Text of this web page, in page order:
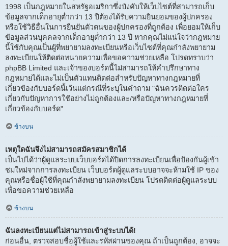
1998 เป็นกฎหมายในสหรัฐอเมริกาซึ่งบังคับให้เว็บไซต์ที่สามารถเก็บ
ข้อมูลจากเด็กอายุต่ำกว่า 13 ปีต้องได้รับความยินยอมของผู้ปกครอง
หรือใช้วิธีอื่นในการยืนยันตัวตนของผู้ปกครองที่ถูกต้อง เพื่อยอมให้เก็บ
ข้อมูลส่วนบุคคลจากเด็กอายุต่ำกว่า 13 ปี หากคุณไม่แน่ใจว่ากฎหมาย
นี้ใช้กับคุณเป็นผู้ที่พยายามลงทะเบียนหรือเว็บไซต์ที่คุณกำลังพยายาม
ลงทะเบียนให้ติดต่อทนายความเพื่อขอความช่วยเหลือ โปรดทราบว่า
phpBB Limited และเจ้าของบอร์ดนี้ไม่สามารถให้คำปรึกษาทาง
กฎหมายได้และไม่เป็นตัวแทนติดต่อสำหรับปัญหาทางกฎหมายที่
เกี่ยวข้องกับบอร์ดนี้เว้นแต่กรณีที่ระบุในคำถาม "ฉันควรติดต่อใคร
เกี่ยวกับปัญหาการใช้อย่างไม่ถูกต้องและ/หรือปัญหาทางกฎหมายที่
เกี่ยวข้องกับบอร์ด"
ข้างบน
เหตุใดฉันจึงไม่สามารถสมัครสมาชิกได้
เป็นไปได้ว่าผู้ดูแลระบบเว็บบอร์ดได้ปิดการลงทะเบียนเพื่อป้องกันผู้เข้า
ชมใหม่จากการลงทะเบียน เว็บบอร์ดผู้ดูแลระบบอาจจะห้ามใช้ IP ของ
คุณหรือชื่อผู้ใช้ที่คุณกำลังพยายามลงทะเบียน โปรดติดต่อผู้ดูแลระบบ
เพื่อขอความช่วยเหลือ
ข้างบน
ฉันลงทะเบียนแต่ไม่สามารถเข้าสู่ระบบได้!
ก่อนอื่น, ตรวจสอบชื่อผู้ใช้และรหัสผ่านของคุณ ถ้าเป็นถูกต้อง, อาจจะ